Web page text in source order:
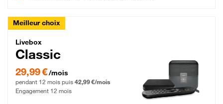
Meilleur choix
Livebox Classic Fibre
Livebox
Classic
29,99 € par mois pendant 12 mois puis 42,99 € par mois, Engagement 12 mois
29,99 €/mois
pendant 12 mois puis 42,99 €/mois
Engagement 12 mois